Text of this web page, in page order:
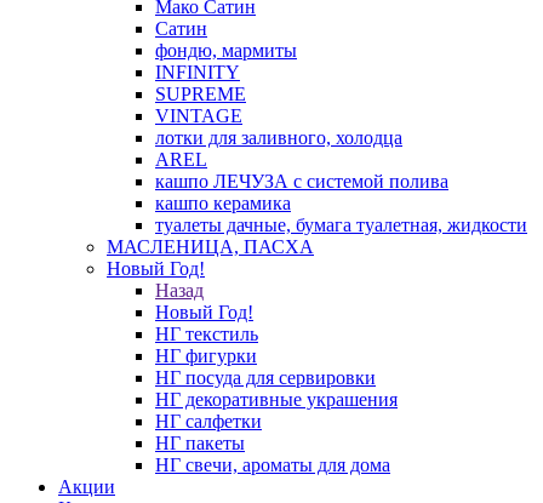
Мако Сатин
Сатин
фондю, мармиты
INFINITY
SUPREME
VINTAGE
лотки для заливного, холодца
AREL
кашпо ЛЕЧУЗА с системой полива
кашпо керамика
туалеты дачные, бумага туалетная, жидкости
МАСЛЕНИЦА, ПАСХА
Новый Год!
Назад
Новый Год!
НГ текстиль
НГ фигурки
НГ посуда для сервировки
НГ декоративные украшения
НГ салфетки
НГ пакеты
НГ свечи, ароматы для дома
Акции